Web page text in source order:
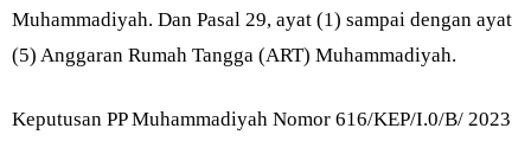
Muhammadiyah. Dan Pasal 29, ayat (1) sampai dengan ayat
(5) Anggaran Rumah Tangga (ART) Muhammadiyah.
Keputusan PP Muhammadiyah Nomor 616/KEP/I.0/B/ 2023